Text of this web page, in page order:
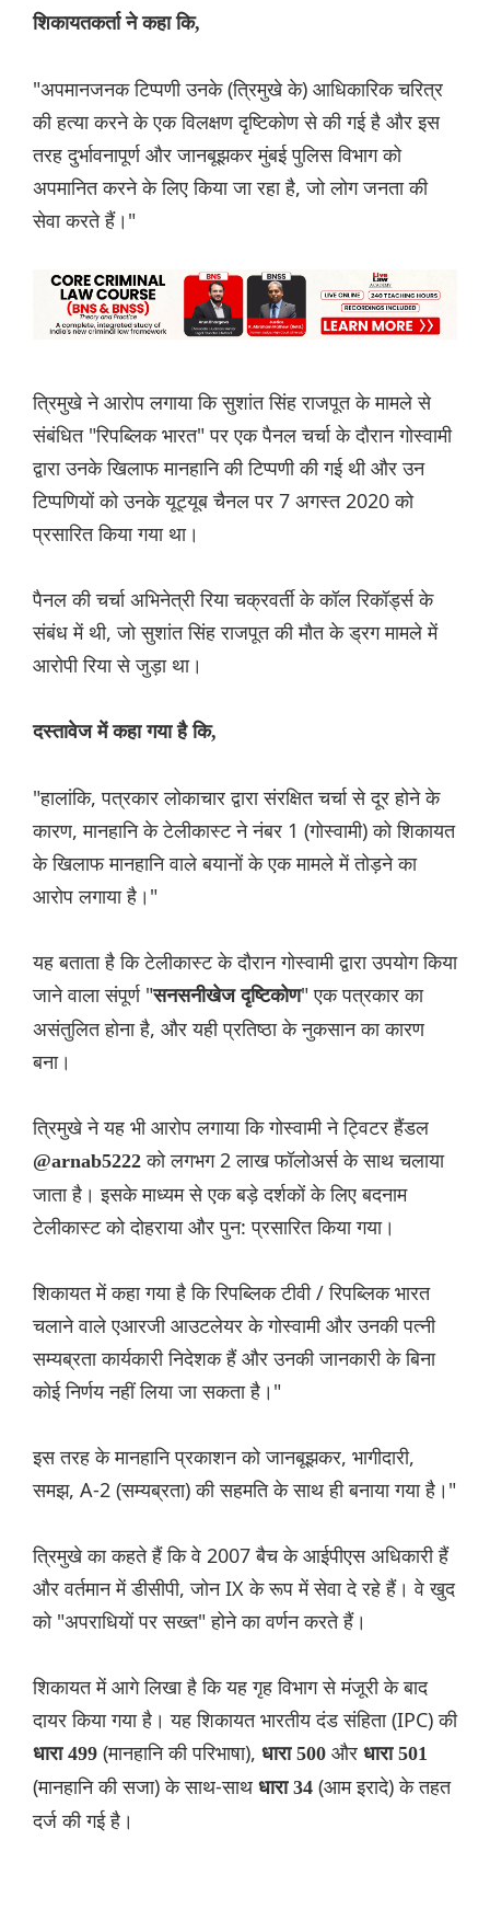
शिकायतकर्ता ने कहा कि,
"अपमानजनक टिप्पणी उनके (त्रिमुखे के) आधिकारिक चरित्र
की हत्या करने के एक विलक्षण दृष्टिकोण से की गई है और इस
तरह दुर्भावनापूर्ण और जानबूझकर मुंबई पुलिस विभाग को
अपमानित करने के लिए किया जा रहा है, जो लोग जनता की
सेवा करते हैं।"
त्रिमुखे ने आरोप लगाया कि सुशांत सिंह राजपूत के मामले से
संबंधित "रिपब्लिक भारत" पर एक पैनल चर्चा के दौरान गोस्वामी
द्वारा उनके खिलाफ मानहानि की टिप्पणी की गई थी और उन
टिप्पणियों को उनके यूट्यूब चैनल पर 7 अगस्त 2020 को
प्रसारित किया गया था।
पैनल की चर्चा अभिनेत्री रिया चक्रवर्ती के कॉल रिकॉर्ड्स के
संबंध में थी, जो सुशांत सिंह राजपूत की मौत के ड्रग मामले में
आरोपी रिया से जुड़ा था।
दस्तावेज में कहा गया है कि,
"हालांकि, पत्रकार लोकाचार द्वारा संरक्षित चर्चा से दूर होने के
कारण, मानहानि के टेलीकास्ट ने नंबर 1 (गोस्वामी) को शिकायत
के खिलाफ मानहानि वाले बयानों के एक मामले में तोड़ने का
आरोप लगाया है।"
यह बताता है कि टेलीकास्ट के दौरान गोस्वामी द्वारा उपयोग किया
जाने वाला संपूर्ण "सनसनीखेज दृष्टिकोण" एक पत्रकार का
असंतुलित होना है, और यही प्रतिष्ठा के नुकसान का कारण
बना।
त्रिमुखे ने यह भी आरोप लगाया कि गोस्वामी ने ट्विटर हैंडल
@arnab5222 को लगभग 2 लाख फॉलोअर्स के साथ चलाया
जाता है। इसके माध्यम से एक बड़े दर्शकों के लिए बदनाम
टेलीकास्ट को दोहराया और पुन: प्रसारित किया गया।
शिकायत में कहा गया है कि रिपब्लिक टीवी / रिपब्लिक भारत
चलाने वाले एआरजी आउटलेयर के गोस्वामी और उनकी पत्नी
सम्यब्रता कार्यकारी निदेशक हैं और उनकी जानकारी के बिना
कोई निर्णय नहीं लिया जा सकता है।"
इस तरह के मानहानि प्रकाशन को जानबूझकर, भागीदारी,
समझ, A-2 (सम्यब्रता) की सहमति के साथ ही बनाया गया है।"
त्रिमुखे का कहते हैं कि वे 2007 बैच के आईपीएस अधिकारी हैं
और वर्तमान में डीसीपी, जोन IX के रूप में सेवा दे रहे हैं। वे खुद
को "अपराधियों पर सख्त" होने का वर्णन करते हैं।
शिकायत में आगे लिखा है कि यह गृह विभाग से मंजूरी के बाद
दायर किया गया है। यह शिकायत भारतीय दंड संहिता (IPC) की
धारा 499 (मानहानि की परिभाषा), धारा 500 और धारा 501
(मानहानि की सजा) के साथ-साथ धारा 34 (आम इरादे) के तहत
दर्ज की गई है।